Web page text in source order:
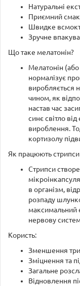
Натуральні
Приємний смак
Швидке
Зручне
Що таке мелатонін?
Мелатонін
нормалізує
виробляється
чином, як
настав час
синє світло
вироблення.
кортизолу
Як працюють стрипси
Стрипси
в організм,
розпаду
максимальний
нервову
Користь:
Зменшення
Зміцнення та
Загальне
Відновлення